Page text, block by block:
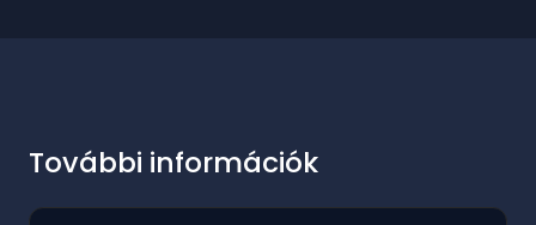
További információk